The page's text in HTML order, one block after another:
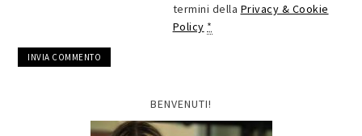
termini della Privacy & Cookie
Policy *
BENVENUTI!